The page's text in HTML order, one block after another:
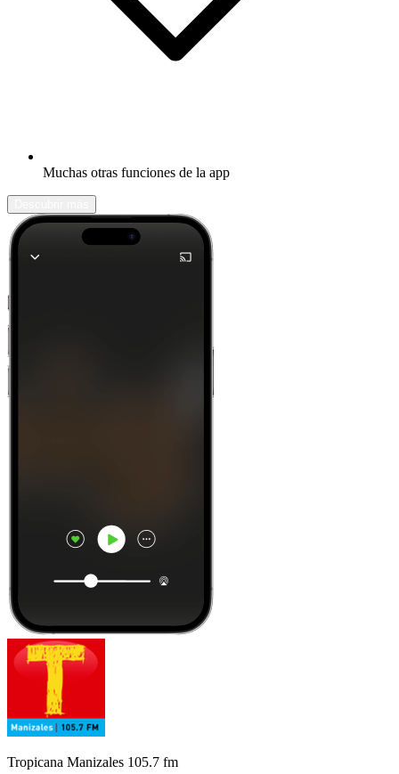
Muchas otras funciones de la app
Tropicana Manizales 105.7 fm